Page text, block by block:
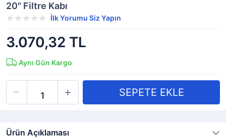
20" Filtre Kabı
İlk Yorumu Siz Yapın
3.070,32 TL
Aynı Gün Kargo
Ürün Açıklaması